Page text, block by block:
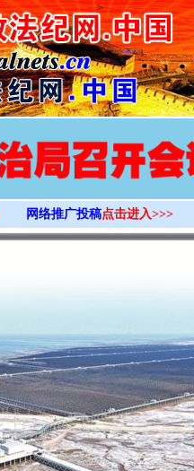
>
网络推广投稿点击进入>>>